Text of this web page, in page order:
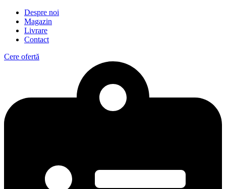
Despre noi
Magazin
Livrare
Contact
Cere ofertă